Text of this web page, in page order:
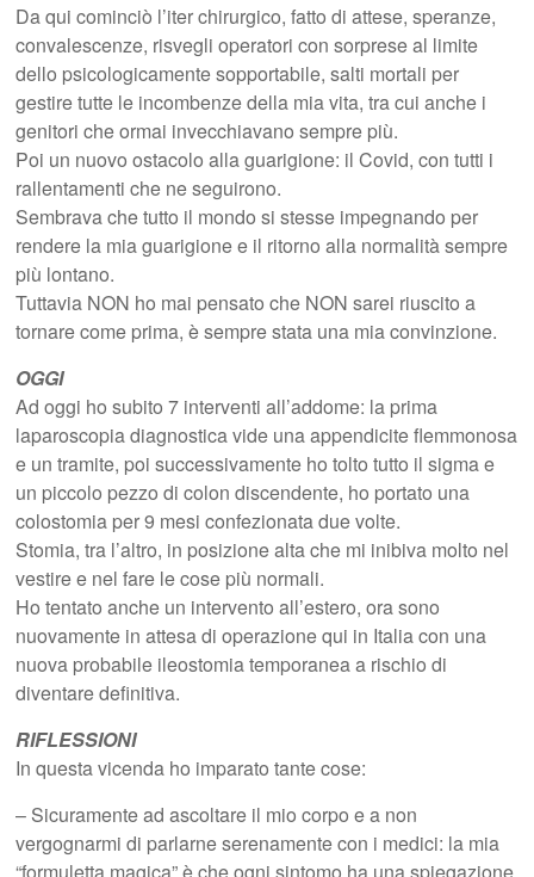
Da qui cominciò l’iter chirurgico, fatto di attese, speranze,
convalescenze, risvegli operatori con sorprese al limite
dello psicologicamente sopportabile, salti mortali per
gestire tutte le incombenze della mia vita, tra cui anche i
genitori che ormai invecchiavano sempre più.
Poi un nuovo ostacolo alla guarigione: il Covid, con tutti i
rallentamenti che ne seguirono.
Sembrava che tutto il mondo si stesse impegnando per
rendere la mia guarigione e il ritorno alla normalità sempre
più lontano.
Tuttavia NON ho mai pensato che NON sarei riuscito a
tornare come prima, è sempre stata una mia convinzione.
OGGI
Ad oggi ho subito 7 interventi all’addome: la prima
laparoscopia diagnostica vide una appendicite flemmonosa
e un tramite, poi successivamente ho tolto tutto il sigma e
un piccolo pezzo di colon discendente, ho portato una
colostomia per 9 mesi confezionata due volte.
Stomia, tra l’altro, in posizione alta che mi inibiva molto nel
vestire e nel fare le cose più normali.
Ho tentato anche un intervento all’estero, ora sono
nuovamente in attesa di operazione qui in Italia con una
nuova probabile ileostomia temporanea a rischio di
diventare definitiva.
RIFLESSIONI
In questa vicenda ho imparato tante cose:
– Sicuramente ad ascoltare il mio corpo e a non
vergognarmi di parlarne serenamente con i medici: la mia
“formuletta magica” è che ogni sintomo ha una spiegazione